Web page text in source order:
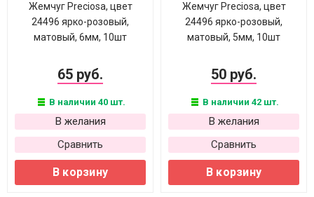
Жемчуг Preciosa, цвет
24496 ярко-розовый,
матовый, 6мм, 10шт
65 руб.
В наличии 40 шт.
В желания
Сравнить
В корзину
Жемчуг Preciosa, цвет
24496 ярко-розовый,
матовый, 5мм, 10шт
50 руб.
В наличии 42 шт.
В желания
Сравнить
В корзину